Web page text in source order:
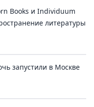
Books и Individuum
литературы
запустили в Москве